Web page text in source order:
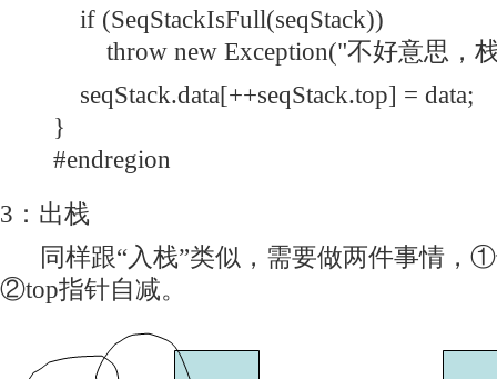
if (SeqStackIsFull(seqStack))
throw new Exception("不好意思，栈
seqStack.data[++seqStack.top] = data;
}
#endregion
3：出栈
同样跟“入栈”类似，需要做两件事情，①
②top指针自减。